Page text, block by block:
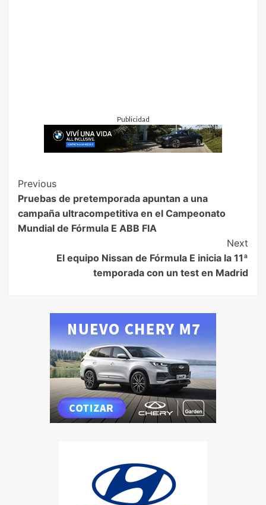
Publicidad
Previous
Pruebas de pretemporada apuntan a una
campaña ultracompetitiva en el Campeonato
Mundial de Fórmula E ABB FIA
Next
El equipo Nissan de Fórmula E inicia la 11ª
temporada con un test en Madrid